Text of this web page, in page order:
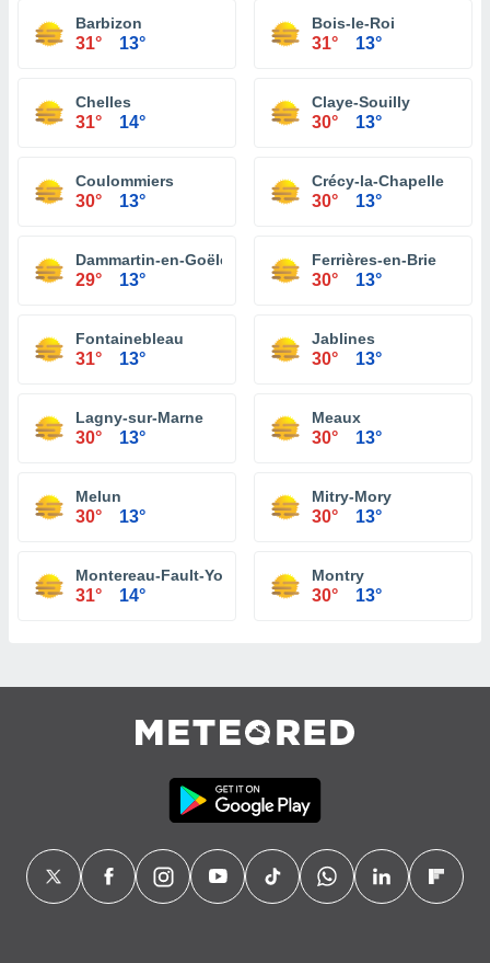
Barbizon
31° 13°
Bois-le-Roi
31° 13°
Chelles
31° 14°
Claye-Souilly
30° 13°
Coulommiers
30° 13°
Crécy-la-Chapelle
30° 13°
Dammartin-en-Goële
29° 13°
Ferrières-en-Brie
30° 13°
Fontainebleau
31° 13°
Jablines
30° 13°
Lagny-sur-Marne
30° 13°
Meaux
30° 13°
Melun
30° 13°
Mitry-Mory
30° 13°
Montereau-Fault-Yonne
31° 14°
Montry
30° 13°